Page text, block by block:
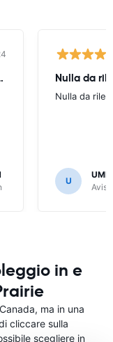
farmi Nulla da
Nulla da
U
Avis
in e
ma in una
cliccare sulla
scegliere in